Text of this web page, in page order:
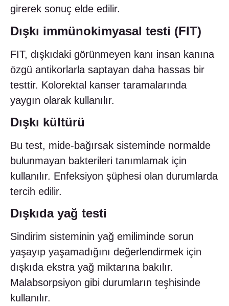
girerek sonuç elde edilir.
Dışkı immünokimyasal testi (FIT)
FIT, dışkıdaki görünmeyen kanı insan kanına
özgü antikorlarla saptayan daha hassas bir
testtir. Kolorektal kanser taramalarında
yaygın olarak kullanılır.
Dışkı kültürü
Bu test, mide-bağırsak sisteminde normalde
bulunmayan bakterileri tanımlamak için
kullanılır. Enfeksiyon şüphesi olan durumlarda
tercih edilir.
Dışkıda yağ testi
Sindirim sisteminin yağ emiliminde sorun
yaşayıp yaşamadığını değerlendirmek için
dışkıda ekstra yağ miktarına bakılır.
Malabsorpsiyon gibi durumların teşhisinde
kullanılır.